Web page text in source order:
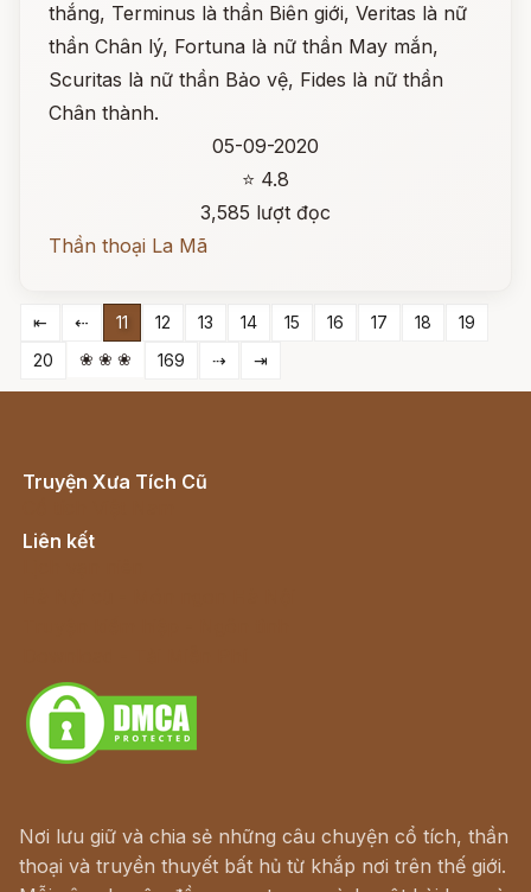
thắng, Terminus là thần Biên giới, Veritas là nữ
thần Chân lý, Fortuna là nữ thần May mắn,
Scuritas là nữ thần Bảo vệ, Fides là nữ thần
Chân thành.
05-09-2020
⭐ 4.8
3,585 lượt đọc
Thần thoại La Mã
⇤ ⇠ 11 12 13 14 15 16 17 18
19
20
❀ ❀ ❀ 169 ⇢ ⇥
Truyện Xưa Tích Cũ
Liên kết
Nơi lưu giữ và chia sẻ những câu chuyện cổ tích, thần
thoại và truyền thuyết bất hủ từ khắp nơi trên thế giới.